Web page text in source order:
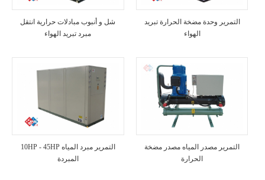
شل و أنبوب مبادلات حرارية انتقل
مبرد تبريد الهواء
التمرير وحدة مضخة الحرارة تبريد
الهواء
10HP - 45HP التمرير مبرد المياه
المبردة
التمرير مصدر المياه مصدر مضخة
الحرارة